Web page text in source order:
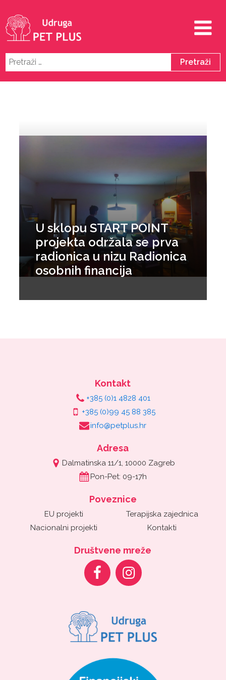
Pretraži:
U sklopu START POINT
projekta održala se prva
radionica u nizu Radionica
osobnih financija
Kontakt
+385 (0)1 4828 401
+385 (0)99 45 88 385
info@petplus.hr
Adresa
Dalmatinska 11/1, 10000 Zagreb
Pon-Pet: 09-17h
Poveznice
EU projekti
Nacionalni projekti
Terapijska zajednica
Kontakti
Društvene mreže